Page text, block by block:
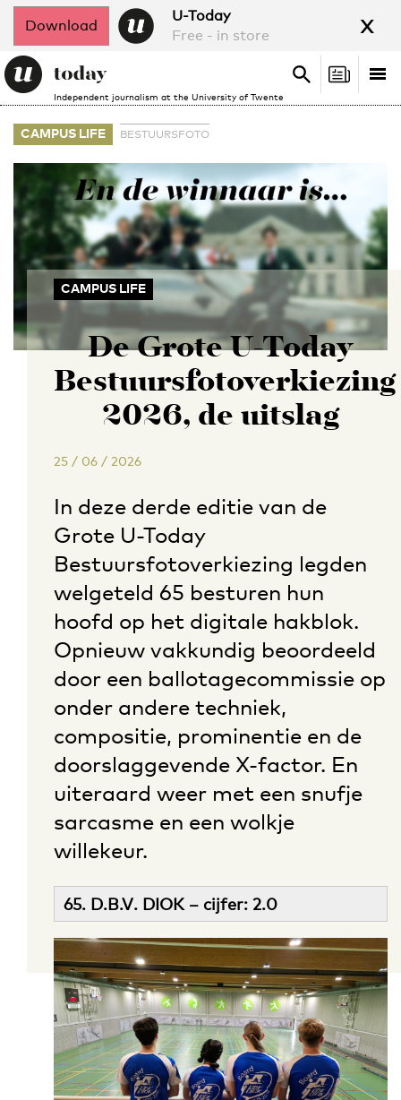
Download
U-Today
Free - in store
x
Independent journalism at the University of Twente
Search
Search
CAMPUS LIFE BESTUURSFOTO
CAMPUS LIFE
De Grote U-Today
Bestuursfotoverkiezing
2026, de uitslag
25 / 06 / 2026
In deze derde editie van de
Grote U-Today
Bestuursfotoverkiezing legden
welgeteld 65 besturen hun
hoofd op het digitale hakblok.
Opnieuw vakkundig beoordeeld
door een ballotagecommissie op
onder andere techniek,
compositie, prominentie en de
doorslaggevende X-factor. En
uiteraard weer met een snufje
sarcasme en een wolkje
willekeur.
65. D.B.V. DIOK – cijfer: 2.0